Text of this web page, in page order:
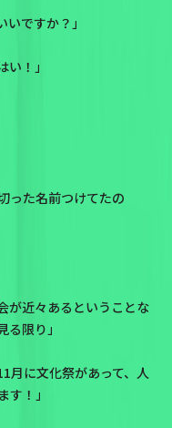
いですか？」
！」
った名前つけてたの
が近々あるということな
限り」
月に文化祭があって、人
！」